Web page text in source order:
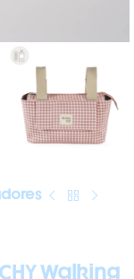
Walking